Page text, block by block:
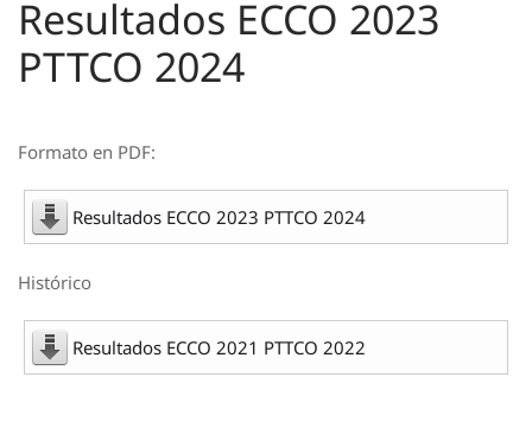
Resultados ECCO 2023
PTTCO 2024
Formato en PDF:
Resultados ECCO 2023 PTTCO 2024
Histórico
Resultados ECCO 2021 PTTCO 2022